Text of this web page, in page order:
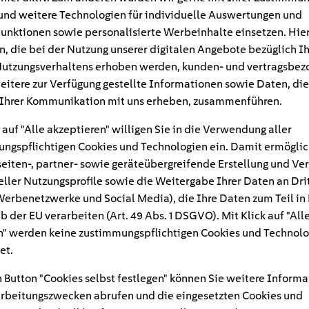
weitere Technologien für individuelle Auswertungen und
sowie personalisierte Werbeinhalte einsetzen.
die bei der Nutzung unserer digitalen Angebote bezüglich
erhoben werden, kunden- und
zur Verfügung gestellte Informationen sowie Daten,
Kommunikation mit uns erheben, zusammenführen.
"Alle akzeptieren" willigen Sie in die Verwendung aller
Cookies und Technologien ein. Damit
, partner- sowie geräteübergreifende Erstellung und
Nutzungsprofile sowie die Weitergabe Ihrer Daten an
und Social Media), die Ihre Daten zum Teil in
der EU verarbeiten (Art. 49 Abs. 1 DSGVO). Mit Klick auf
werden keine zustimmungspflichtigen Cookies und
Button "Cookies selbst festlegen" können Sie weitere
abrufen und die eingesetzten Cookies und